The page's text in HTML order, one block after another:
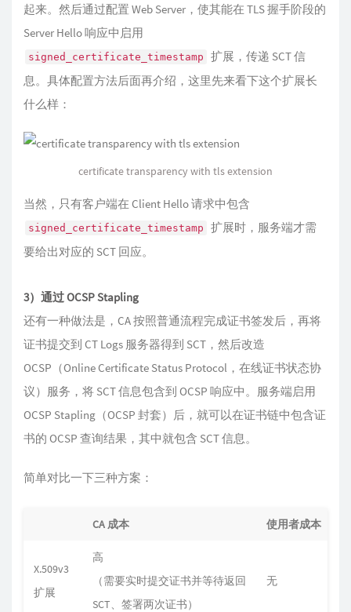
起来。然后通过配置 Web Server，使其能在 TLS 握手阶段的
Server Hello 响应中启用
signed_certificate_timestamp
扩展，传递 SCT 信
息。具体配置方法后面再介绍，这里先来看下这个扩展长
什么样：
certificate transparency with tls extension
当然，只有客户端在 Client Hello 请求中包含
signed_certificate_timestamp
扩展时，服务端才需
要给出对应的 SCT 回应。
3）通过 OCSP Stapling
还有一种做法是，CA 按照普通流程完成证书签发后，再将
证书提交到 CT Logs 服务器得到 SCT，然后改造
OCSP（Online Certificate Status Protocol，在线证书状态协
议）服务，将 SCT 信息包含到 OCSP 响应中。服务端启用
OCSP Stapling（OCSP 封套）后，就可以在证书链中包含证
书的 OCSP 查询结果，其中就包含 SCT 信息。
简单对比一下三种方案：
CA 成本 使用者成本
X.509v3
扩展
高
（需要实时提交证书并等待返回
SCT、签署两次证书）
无